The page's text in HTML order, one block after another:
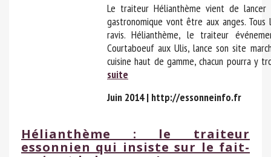
Le traiteur Hélianthème vient de lancer
gastronomique vont être aux anges.
ravis. Hélianthème, le traiteur
Courtaboeuf aux Ulis, lance son site
cuisine haut de gamme, chacun pourra y
suite
Juin 2014 | http://essonneinfo.fr
Hélianthème : le traiteur
essonnien qui insiste sur le fait-